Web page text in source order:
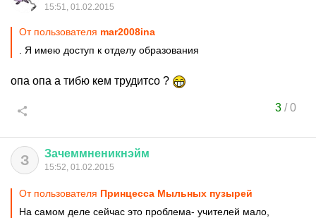
15:51, 01.02.2015
От пользователя mar2008ina
. Я имею доступ к отделу образования
опа опа а тибю кем трудитсо ?
3/0
З Зачеммненикнэйм
15:52, 01.02.2015
От пользователя Принцесса Мыльных пузырей
На самом деле сейчас это проблема- учителей мало,